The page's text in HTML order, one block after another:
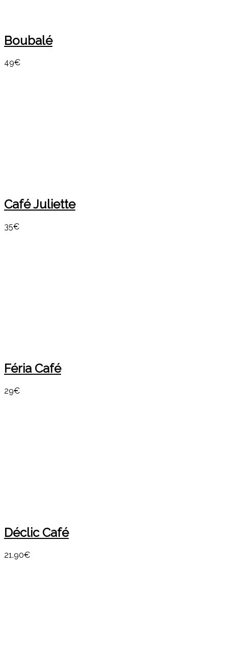
Boubalé
49€
Café Juliette
35€
Féria Café
29€
Déclic Café
21.90€